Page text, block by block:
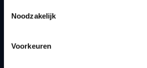
Noodzakelijk
Voorkeuren
Webmail